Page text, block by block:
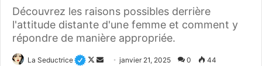
Découvrez les raisons possibles derrière
l'attitude distante d'une femme et comment y
répondre de manière appropriée.
La Seductrice
Follow
Envoyerjanvier 21, 2025 0 44